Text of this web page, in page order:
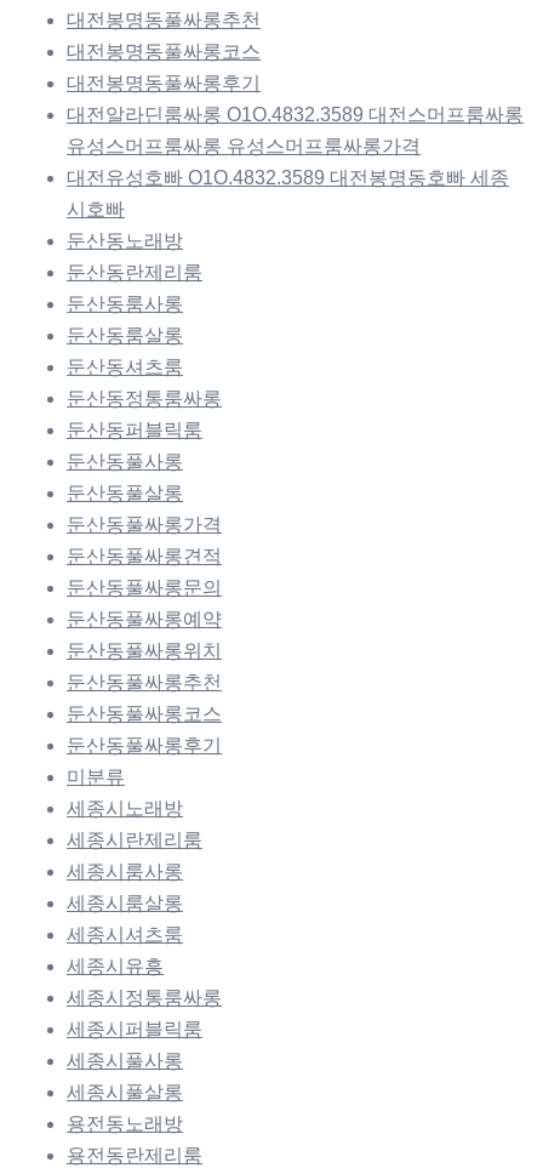
대전봉명동풀싸롱추천
대전봉명동풀싸롱코스
대전봉명동풀싸롱후기
대전알라딘룸싸롱 O1O.4832.3589 대전스머프룸싸롱
유성스머프룸싸롱 유성스머프룸싸롱가격
대전유성호빠 O1O.4832.3589 대전봉명동호빠 세종
시호빠
둔산동노래방
둔산동란제리룸
둔산동룸사롱
둔산동룸살롱
둔산동셔츠룸
둔산동정통룸싸롱
둔산동퍼블릭룸
둔산동풀사롱
둔산동풀살롱
둔산동풀싸롱가격
둔산동풀싸롱견적
둔산동풀싸롱문의
둔산동풀싸롱예약
둔산동풀싸롱위치
둔산동풀싸롱추천
둔산동풀싸롱코스
둔산동풀싸롱후기
미분류
세종시노래방
세종시란제리룸
세종시룸사롱
세종시룸살롱
세종시셔츠룸
세종시유흥
세종시정통룸싸롱
세종시퍼블릭룸
세종시풀사롱
세종시풀살롱
용전동노래방
용전동란제리룸